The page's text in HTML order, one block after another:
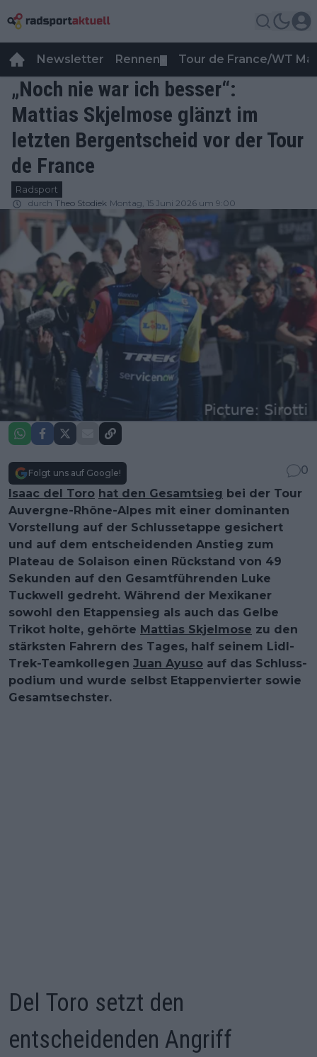
Newsletter Rennen Tour de France/WT
„Noch nie war ich besser“:
Mattias Skjelmose glänzt im
letzten Bergentscheid vor der Tour
de France
Radsport
durch Theo Stodiek Montag, 15 Juni 2026 um 9:00
Folgt uns auf Google!
0
Isaac del Toro hat den Gesamtsieg bei der Tour
Auvergne-Rhône-Alpes mit einer dominanten
Vorstellung auf der Schlussetappe gesichert
und auf dem entscheidenden Anstieg zum
Plateau de Solaison einen Rückstand von 49
Sekunden auf den Gesamtführenden Luke
Tuckwell gedreht. Während der Mexikaner
sowohl den Etappensieg als auch das Gelbe
Trikot holte, gehörte Mattias Skjelmose zu den
stärksten Fahrern des Tages, half seinem Lidl-
Trek-Teamkollegen Juan Ayuso auf das Schluss­
podium und wurde selbst Etappen­vierter sowie
Gesamt­sechster.
Del Toro setzt den
entscheidenden Angriff